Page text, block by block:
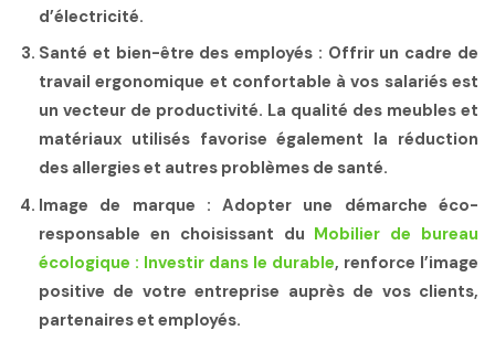
d’électricité.
Santé et bien-être des employés : Offrir un cadre de
travail ergonomique et confortable à vos salariés est
un vecteur de productivité. La qualité des meubles et
matériaux utilisés favorise également la réduction
des allergies et autres problèmes de santé.
Image de marque : Adopter une démarche éco-
responsable en choisissant du Mobilier de bureau
écologique : Investir dans le durable, renforce l’image
positive de votre entreprise auprès de vos clients,
partenaires et employés.